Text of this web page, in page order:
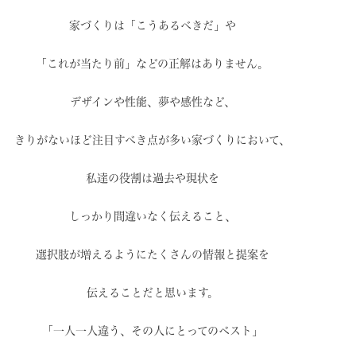
家づくりは「こうあるべきだ」や
「これが当たり前」などの正解はありません。
デザインや性能、夢や感性など、
きりがないほど注目すべき点が多い家づくりにおいて、
私達の役割は過去や現状を
しっかり間違いなく伝えること、
選択肢が増えるように たくさんの情報と提案を
伝えることだと思います。
「一人一人違う、その人にとってのベスト」